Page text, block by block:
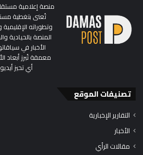
منصة إعلامية
تُعنى بتغطية
وتطوراته الإقليمية
المنصة بالحيادية
الأخبار في
معمقة تُبرز أبعاد
أي تحيز
تصنيفات الموقع
التقارير الإخبارية
الأخبار
مقالات الرأي